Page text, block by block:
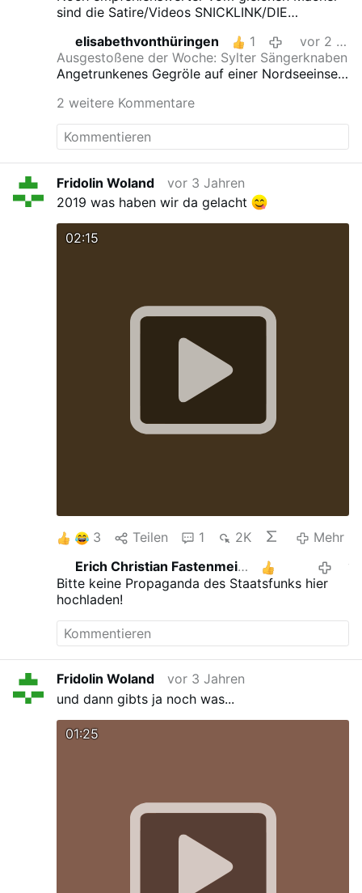
sind die Satire/Videos SNICKLINK/DIE
SCHMILZEN.
elisabethvonthüringen 1
vor 2 Jahren
Ausgestoßene der Woche: Sylter Sängerknaben
Angetrunkenes Gegröle auf einer Nordseeinsel
Liedes, Dantes Göttliche Komödie sei
muslimischen Schülern in Italien nicht zumutbar,
und ein Literaturfestival hat Probleme mit
Investitionen in Israel./mehr
2 weitere Kommentare
Fridolin Woland
vor 3 Jahren
2019 was haben wir da gelacht
02:15
3 Teilen 1 2K
Mehr
Erich Christian Fastenmeier
Bitte keine Propaganda des Staatsfunks hier
hochladen!
Fridolin Woland
vor 3 Jahren
und dann gibts ja noch was...
01:25